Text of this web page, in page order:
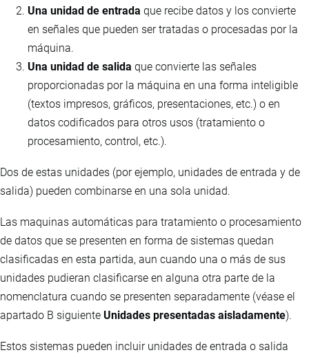
Una unidad de entrada que recibe datos y los convierte
en señales que pueden ser tratadas o procesadas por la
máquina.
Una unidad de salida que convierte las señales
proporcionadas por la máquina en una forma inteligible
(textos impresos, gráficos, presentaciones, etc.) o en
datos codificados para otros usos (tratamiento o
procesamiento, control, etc.).
Dos de estas unidades (por ejemplo, unidades de entrada y de
salida) pueden combinarse en una sola unidad.
Las maquinas automáticas para tratamiento o procesamiento
de datos que se presenten en forma de sistemas quedan
clasificadas en esta partida, aun cuando una o más de sus
unidades pudieran clasificarse en alguna otra parte de la
nomenclatura cuando se presenten separadamente (véase el
apartado B siguiente Unidades presentadas aisladamente).
Estos sistemas pueden incluir unidades de entrada o salida